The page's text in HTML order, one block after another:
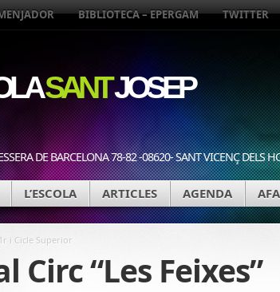
BIBLIOTECA – EPERGAM TWITTER
SANTJOSEP
DE BARCELONA 78-82 -08620- SANT VICENÇ DELS
L’ESCOLA ARTICLES AGENDA AFA
i Cicle Superior
Circ “Les Feixes”